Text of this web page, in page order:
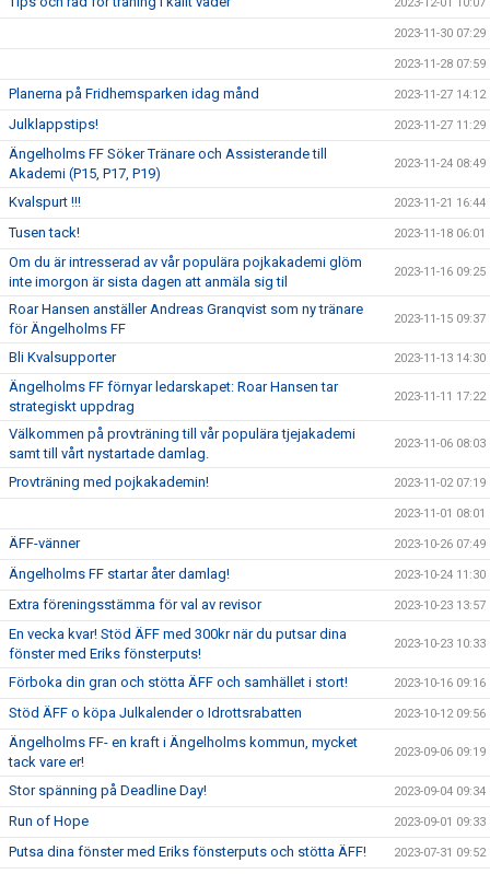
2023-11-30 07:29
2023-11-28 07:59
Planerna på Fridhemsparken idag månd 2023-11-27 14:12
Julklappstips! 2023-11-27 11:29
Ängelholms FF Söker Tränare och Assisterande till
Akademi (P15, P17, P19)
2023-11-24 08:49
Kvalspurt !!! 2023-11-21 16:44
Tusen tack! 2023-11-18 06:01
Om du är intresserad av vår populära pojkakademi glöm
inte imorgon är sista dagen att anmäla sig til
2023-11-16 09:25
Roar Hansen anställer Andreas Granqvist som ny tränare
för Ängelholms FF
2023-11-15 09:37
Bli Kvalsupporter 2023-11-13 14:30
Ängelholms FF förnyar ledarskapet: Roar Hansen tar
strategiskt uppdrag
2023-11-11 17:22
Välkommen på provträning till vår populära tjejakademi
samt till vårt nystartade damlag.
2023-11-06 08:03
Provträning med pojkakademin! 2023-11-02 07:19
2023-11-01 08:01
ÄFF-vänner 2023-10-26 07:49
Ängelholms FF startar åter damlag! 2023-10-24 11:30
Extra föreningsstämma för val av revisor 2023-10-23 13:57
En vecka kvar! Stöd ÄFF med 300kr när du putsar dina
fönster med Eriks fönsterputs!
2023-10-23 10:33
Förboka din gran och stötta ÄFF och samhället i stort! 2023-10-16 09:16
Stöd ÄFF o köpa Julkalender o Idrottsrabatten 2023-10-12 09:56
Ängelholms FF- en kraft i Ängelholms kommun, mycket
tack vare er!
2023-09-06 09:19
Stor spänning på Deadline Day! 2023-09-04 09:34
Run of Hope 2023-09-01 09:33
Putsa dina fönster med Eriks fönsterputs och stötta ÄFF! 2023-07-31 09:52